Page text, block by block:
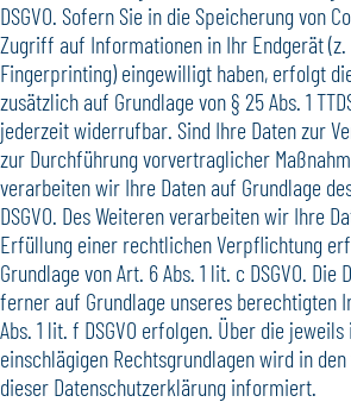
DSGVO. Sofern Sie in die Speicherung von
Zugriff auf Informationen in Ihr Endgerät (z.
Fingerprinting) eingewilligt haben, erfolgt
zusätzlich auf Grundlage von § 25 Abs. 1
jederzeit widerrufbar. Sind Ihre Daten zur
zur Durchführung vorvertraglicher
verarbeiten wir Ihre Daten auf Grundlage
DSGVO. Des Weiteren verarbeiten wir Ihre
Erfüllung einer rechtlichen Verpflichtung
Grundlage von Art. 6 Abs. 1 lit. c DSGVO.
ferner auf Grundlage unseres berechtigten
Abs. 1 lit. f DSGVO erfolgen. Über die
einschlägigen Rechtsgrundlagen wird in
dieser Datenschutzerklärung informiert.